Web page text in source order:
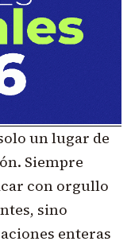
un lugar de
Siempre
con orgullo
sino
enteras